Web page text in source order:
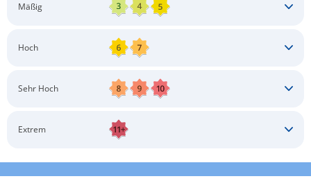
Mäßig
Langärmlige Bekleidung
Hoch
Langärmlige Bekleidung
Sonnenbrille
Sehr Hoch
Langärmlige Bekleidung
Extrem